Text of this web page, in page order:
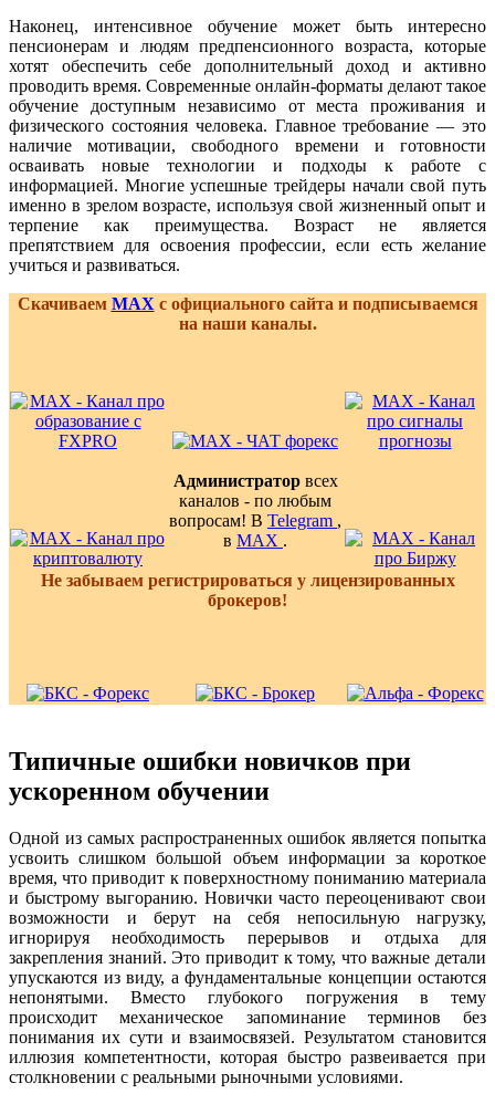
Наконец, интенсивное обучение может быть интересно
пенсионерам и людям предпенсионного возраста, которые
хотят обеспечить себе дополнительный доход и активно
проводить время. Современные онлайн-форматы делают такое
обучение доступным независимо от места проживания и
физического состояния человека. Главное требование — это
наличие мотивации, свободного времени и готовности
осваивать новые технологии и подходы к работе с
информацией. Многие успешные трейдеры начали свой путь
именно в зрелом возрасте, используя свой жизненный опыт и
терпение как преимущества. Возраст не является
препятствием для освоения профессии, если есть желание
учиться и развиваться.
Скачиваем MAX с официального сайта и подписываемся
на наши каналы.
Администраторвсех
каналов - по любым
вопросам! В Telegram ,
в MAX .
Не забываем регистрироваться у лицензированных
брокеров!
Типичные ошибки новичков при
ускоренном обучении
Одной из самых распространенных ошибок является попытка
усвоить слишком большой объем информации за короткое
время, что приводит к поверхностному пониманию материала
и быстрому выгоранию. Новички часто переоценивают свои
возможности и берут на себя непосильную нагрузку,
игнорируя необходимость перерывов и отдыха для
закрепления знаний. Это приводит к тому, что важные детали
упускаются из виду, а фундаментальные концепции остаются
непонятыми. Вместо глубокого погружения в тему
происходит механическое запоминание терминов без
понимания их сути и взаимосвязей. Результатом становится
иллюзия компетентности, которая быстро развеивается при
столкновении с реальными рыночными условиями.